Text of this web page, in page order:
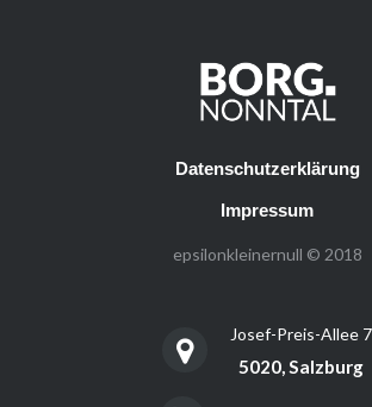
Datenschutzerklärung
Impressum
epsilonkleinernull © 2018
Josef-Preis-Allee 7
5020, Salzburg